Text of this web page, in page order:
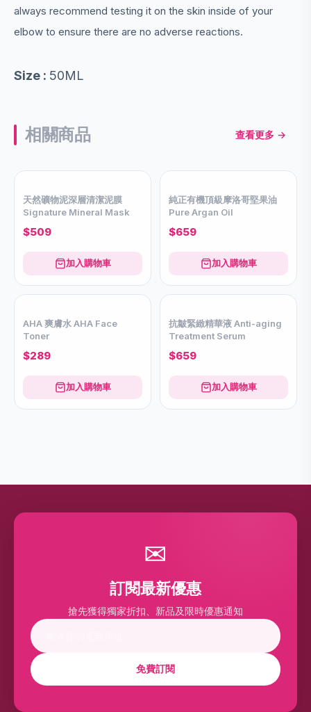
always recommend testing it on the skin inside of your
elbow to ensure there are no adverse reactions.
Size : 50ML
相關商品 查看更多 →
天然礦物泥深層清潔泥膜
Signature Mineral Mask
$509
加入購物車
純正有機頂級摩洛哥堅果油
Pure Argan Oil
$659
加入購物車
加入購物車 加入購物車
✉